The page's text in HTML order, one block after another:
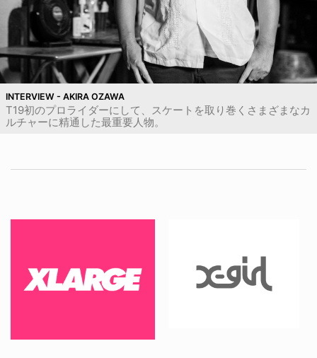
INTERVIEW - AKIRA OZAWA
T19初のプロライダーにして、スケートを取り巻くさまざまなカ
ルチャーに精通した最重要人物。